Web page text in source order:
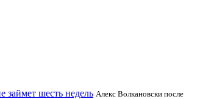
займет шесть недель Алекс Волкановски после